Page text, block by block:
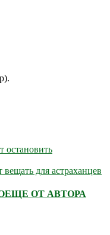
остановить
вещать для астраханцев
ЕЩЕ ОТ АВТОРА